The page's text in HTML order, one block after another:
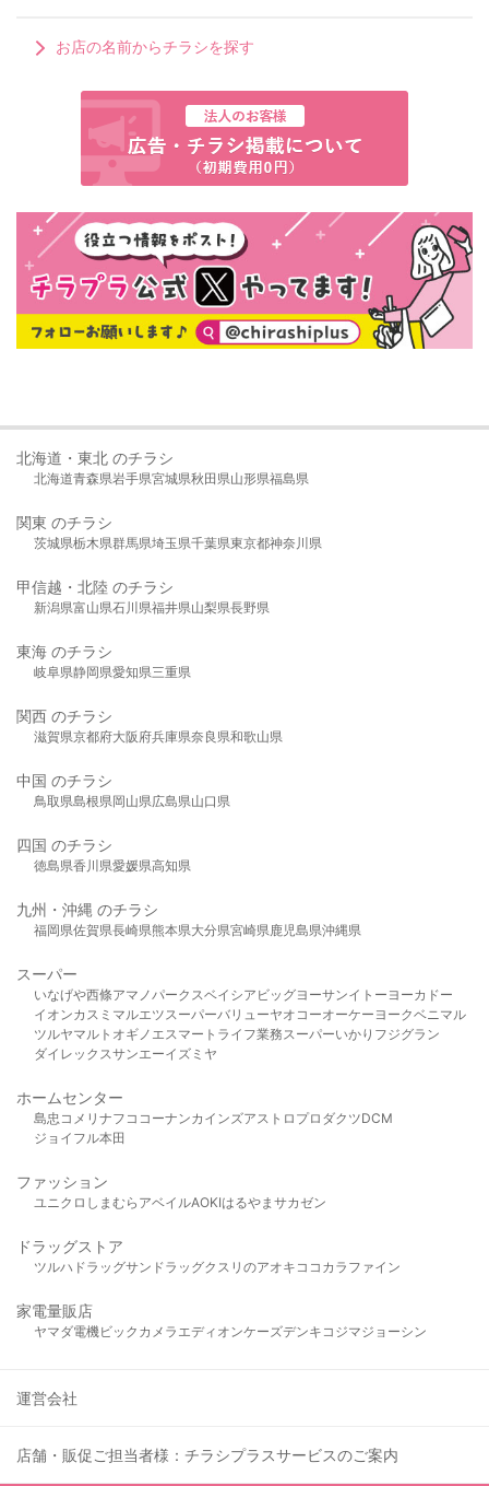
お店の名前からチラシを探す
北海道・東北 のチラシ
北海道青森県岩手県宮城県秋田県山形県福島県
関東 のチラシ
茨城県栃木県群馬県埼玉県千葉県東京都神奈川県
甲信越・北陸 のチラシ
新潟県富山県石川県福井県山梨県長野県
東海 のチラシ
岐阜県静岡県愛知県三重県
関西 のチラシ
滋賀県京都府大阪府兵庫県奈良県和歌山県
中国 のチラシ
鳥取県島根県岡山県広島県山口県
四国 のチラシ
徳島県香川県愛媛県高知県
九州・沖縄 のチラシ
福岡県佐賀県長崎県熊本県大分県宮崎県鹿児島県沖縄県
スーパー
いなげや西條アマノパークスベイシア ビッグヨーサンイトーヨーカドー
イオンカスミ マルエツスーパーバリューヤオコーオーケー ヨークベニマル
ツルヤマルト オギノ エスマート ライフ業務スーパーいかり フジグラン
ダイレックスサンエーイズミヤ
ホームセンター
島忠 コメリ ナフコ コーナンカインズアストロプロダクツDCM
ジョイフル本田
ファッション
ユニクロ しまむら アベイルAOKIはるやま サカゼン
ドラッグストア
ツルハドラッグサンドラッグクスリのアオキ ココカラファイン
家電量販店
ヤマダ電機ビックカメラ エディオンケーズデンキ コジマジョーシン
運営会社
店舗・販促ご担当者様：チラシプラスサービスのご案内